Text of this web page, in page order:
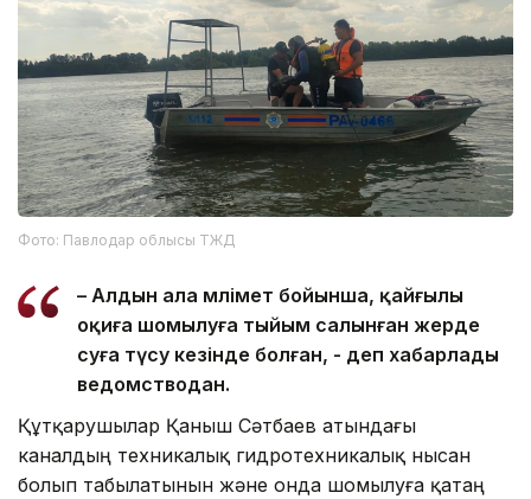
Фото: Павлодар облысы ТЖД
– Алдын ала мәлімет бойынша, қайғылы
оқиға шомылуға тыйым салынған жерде
суға түсу кезінде болған, - деп хабарлады
ведомстводан.
Құтқарушылар Қаныш Сәтбаев атындағы
каналдың техникалық гидротехникалық нысан
болып табылатынын және онда шомылуға қатаң